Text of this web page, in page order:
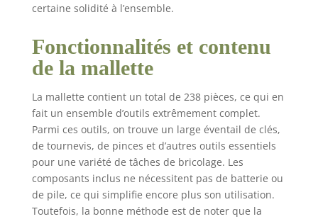
certaine solidité à l’ensemble.
Fonctionnalités et contenu
de la mallette
La mallette contient un total de 238 pièces, ce qui en
fait un ensemble d’outils extrêmement complet.
Parmi ces outils, on trouve un large éventail de clés,
de tournevis, de pinces et d’autres outils essentiels
pour une variété de tâches de bricolage. Les
composants inclus ne nécessitent pas de batterie ou
de pile, ce qui simplifie encore plus son utilisation.
Toutefois, la bonne méthode est de noter que la